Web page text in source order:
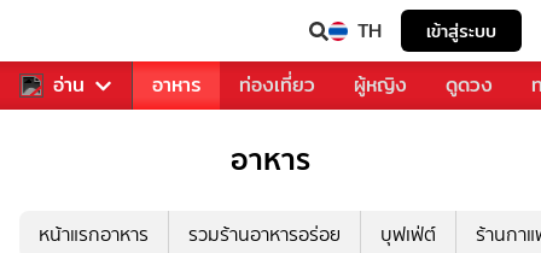
TH เข้าสู่ระบบ
อ่าน
รวงการเพลง อาหาร ท่องเที่ยว ผู้หญิง ดูดวง
อาหาร
หน้าแรกอาหาร รวมร้านอาหารอร่อย บุฟเฟ่ต์ ร้านกา